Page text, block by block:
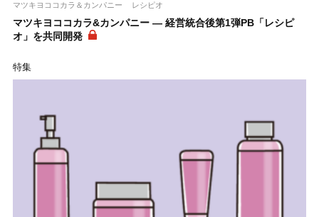
マツキヨココカラ＆カンパニー レシピオ
マツキヨココカラ&カンパニー ― 経営統合後第1弾PB「レシピ
オ」を共同開発
特集